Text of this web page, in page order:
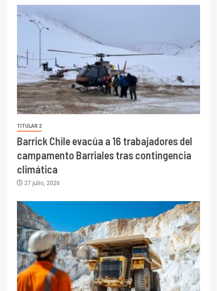
TITULAR 2
Barrick Chile evacúa a 16 trabajadores del
campamento Barriales tras contingencia
climática
27 julio, 2026